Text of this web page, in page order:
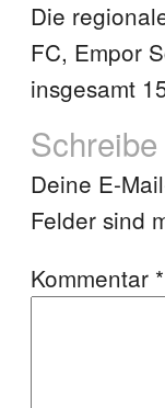
Die
FC, Empor
insgesamt
Deine E-
Felder sind
Kommentar *